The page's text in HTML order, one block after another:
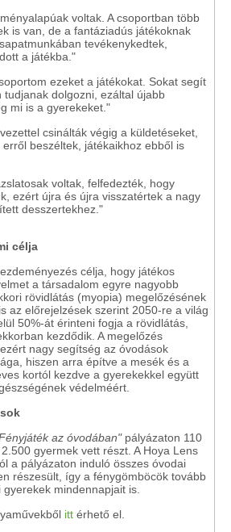
voltak. A csoportban több
is van, de a fantáziadús játékoknak
tevékenykedtek,
a játékba."
ezeket a játékokat. Sokat segít
tudjanak dolgozni, ezáltal újabb
mi is a gyerekeket."
csinálták végig a küldetéseket,
beszéltek, játékaikhoz ebből is
voltak, felfedezték, hogy
ezért újra és újra visszatértek a nagy
desszertekhez."
célja
célja, hogy játékos
a társadalom egyre nagyobb
rövidlátás (myopia) megelőzésének
az előrejelzések szerint 2050-re a világ
50%-át érinteni fogja a rövidlátás,
kezdődik. A megelőzés
nagy segítség az óvodások
hiszen arra építve a mesék és a
kortól kezdve a gyerekekkel együtt
védelméért.
az óvodában"pályázaton 110
gyermek vett részt. A Hoya Lens
a pályázaton induló összes óvodai
részesült, így a fénygömböcök tovább
mindennapjait is.
itt érhető el.